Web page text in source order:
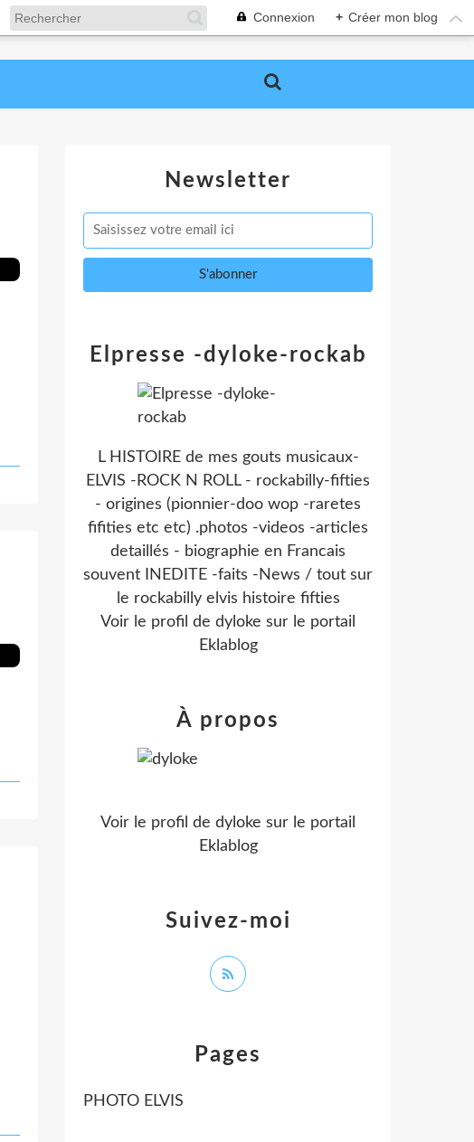
Connexion + Créer mon blog
Newsletter
Pages
PHOTO ELVIS
Elpresse -dyloke-rockab
L HISTOIRE de mes gouts musicaux-
ELVIS -ROCK N ROLL - rockabilly-fifties
- origines (pionnier-doo wop -raretes
fifities etc etc) .photos -videos -articles
detaillés - biographie en Francais
souvent INEDITE -faits -News / tout sur
le rockabilly elvis histoire fifties
Voir le profil de dyloke sur le portail
Eklablog
Suivez-moi
À propos
Voir le profil de dyloke sur le portail
Eklablog